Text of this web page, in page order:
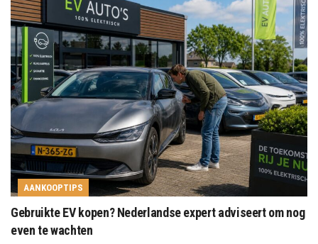
AANKOOPTIPS
Gebruikte EV kopen? Nederlandse expert adviseert om nog
even te wachten